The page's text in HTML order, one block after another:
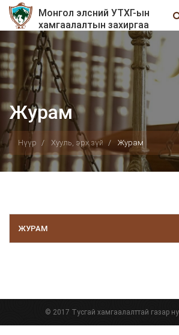
Монгол элсний УТХГ-ын
хамгаалалтын захиргаа
Журам
Нүүр Хууль, эрх зүй Журам
ЖУРАМ
© 2017 Тусгай хамгаалалттай газар